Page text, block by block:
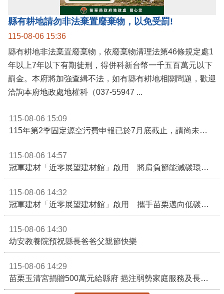
縣有耕地請勿非法棄置廢棄物，以免受罰!
115-08-06 15:36
縣有耕地非法棄置廢棄物，依廢棄物清理法第46條規定處1
年以上7年以下有期徒刑，得併科新台幣一千五百萬元以下
罰金。本府將加強查緝不法，如有縣有耕地相關問題，歡迎
洽詢本府地政處地權科（037-55947 ...
115-08-06 15:09
115年第2季固定源空污費申報已於7月底截止，請尚未申報公私場所儘速完成申繳，以免面臨滯納金及罰鍰!
115-08-06 14:57
冠軍建材「近零展望建材館」啟用 將肩負節能減碳環境教育重任
115-08-06 14:32
冠軍建材「近零展望建材館」啟用 攜手苗栗邁向低碳建築新未來
115-08-06 14:30
幼安教養院預祝縣長爸爸父親節快樂
115-08-06 14:29
苗栗玉清宮捐贈500萬元給縣府 挹注弱勢家庭服務及長照醫療資源